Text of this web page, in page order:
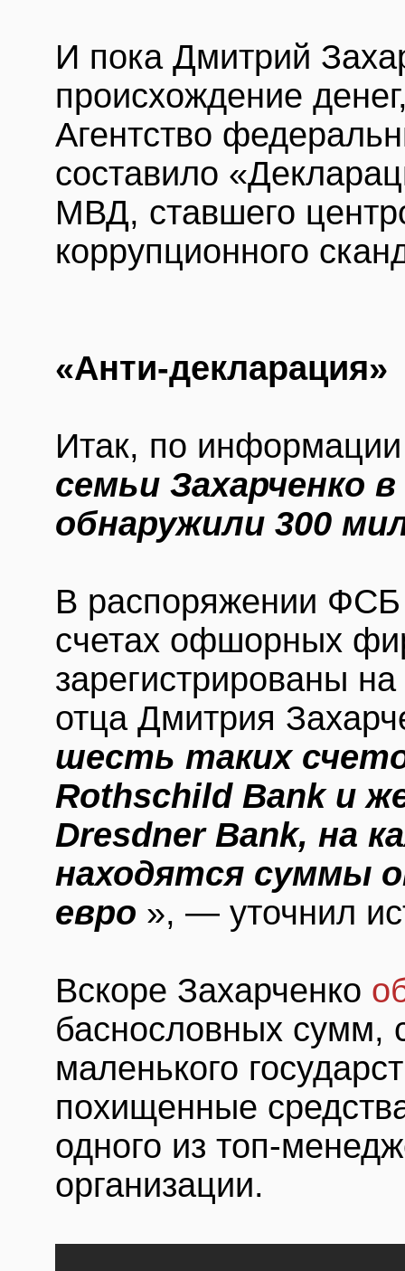
И пока Дмитрий
происхождение
Агентство
составило
МВД, ставшего
коррупционного
«Анти-декларация»
Итак, по
семьи Захарченко
обнаружили 300
В распоряжении ФСБ
счетах офшорных
зарегистрированы
отца Дмитрия
шесть таких
Rothschild Bank и
Dresdner Bank, на
находятся суммы
евро », — уточнил
Вскоре Захарченко
баснословных сумм,
маленького
похищенные
одного из топ-
организации.